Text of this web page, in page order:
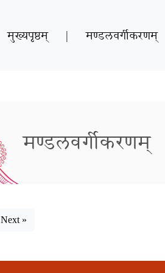
मुख्यपृष्ठम् | मण्डलवर्गीकरणम्
मण्डलवर्गीकरणम्
Next »